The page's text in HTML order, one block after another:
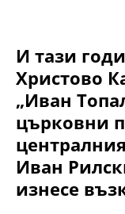
И тази
Христово
„Иван
църковни
Иван
изнесе